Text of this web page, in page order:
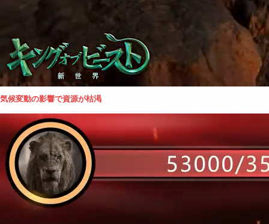
気候変動の影響で資源が枯渇